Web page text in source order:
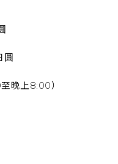
圓
晚上8:00）